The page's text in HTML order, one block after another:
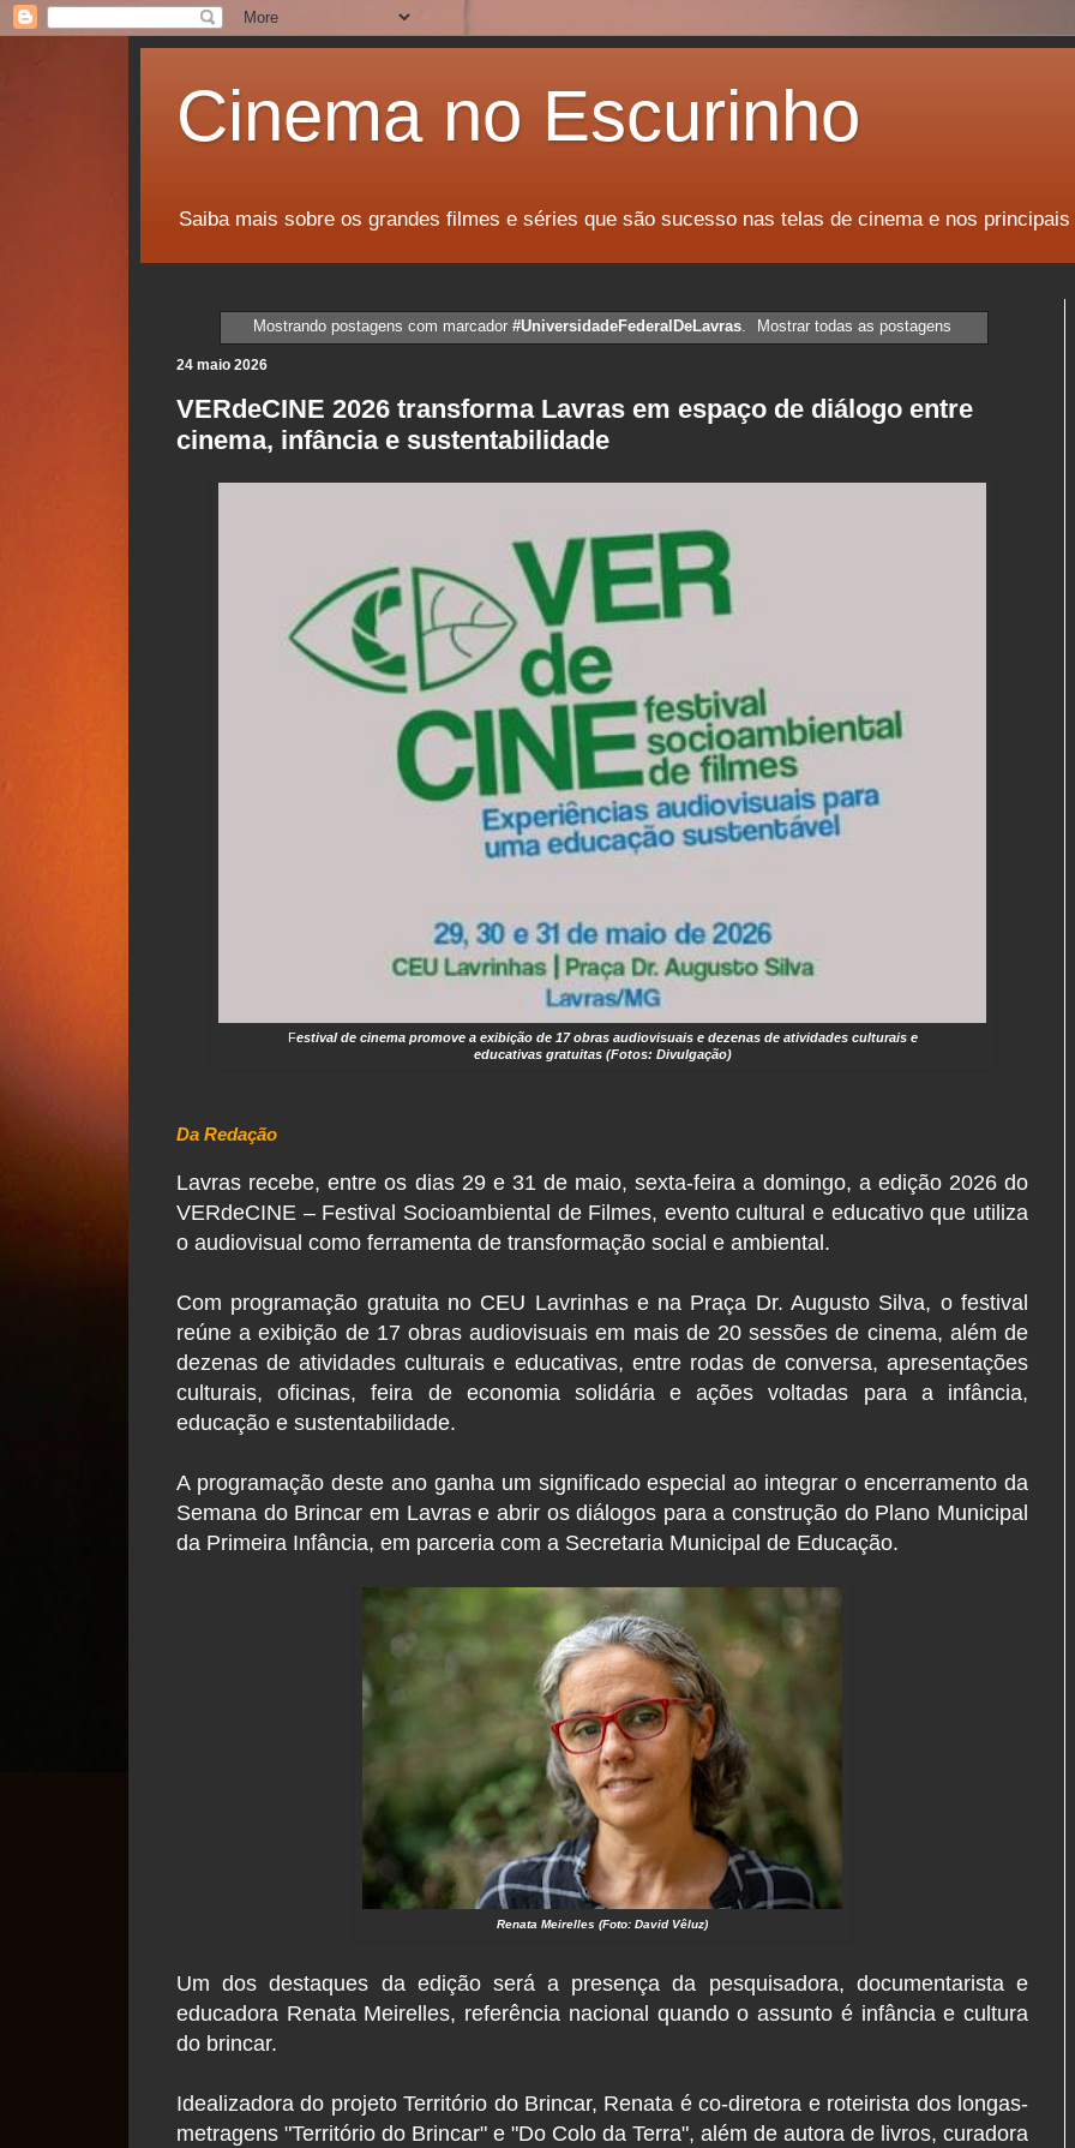
Cinema no Escurinho
Saiba mais sobre os grandes filmes e séries que são sucesso nas telas de cinema e nos
Mostrando postagens com marcador #UniversidadeFederalDeLavras. Mostrar todas as postagens
24 maio 2026
VERdeCINE 2026 transforma Lavras em espaço de diálogo entre
cinema, infância e sustentabilidade
Festival de cinema promove a exibição de 17 obras audiovisuais e dezenas de atividades culturais e
educativas gratuitas (Fotos: Divulgação)
Da Redação
Lavras recebe, entre os dias 29 e 31 de maio, sexta-feira a domingo, a edição 2026 do
VERdeCINE – Festival Socioambiental de Filmes, evento cultural e educativo que utiliza
o audiovisual como ferramenta de transformação social e ambiental.
Com programação gratuita no CEU Lavrinhas e na Praça Dr. Augusto Silva, o festival
reúne a exibição de 17 obras audiovisuais em mais de 20 sessões de cinema, além de
dezenas de atividades culturais e educativas, entre rodas de conversa, apresentações
culturais, oficinas, feira de economia solidária e ações voltadas para a infância,
educação e sustentabilidade.
A programação deste ano ganha um significado especial ao integrar o encerramento da
Semana do Brincar em Lavras e abrir os diálogos para a construção do Plano Municipal
da Primeira Infância, em parceria com a Secretaria Municipal de Educação.
Renata Meirelles (Foto: David Vêluz)
Um dos destaques da edição será a presença da pesquisadora, documentarista e
educadora Renata Meirelles, referência nacional quando o assunto é infância e cultura
do brincar.
Idealizadora do projeto Território do Brincar, Renata é co-diretora e roteirista dos longas-
metragens "Território do Brincar" e "Do Colo da Terra", além de autora de livros, curadora